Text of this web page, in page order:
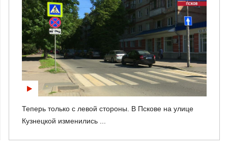
Теперь только с левой стороны. В Пскове на улице
Кузнецкой изменились ...